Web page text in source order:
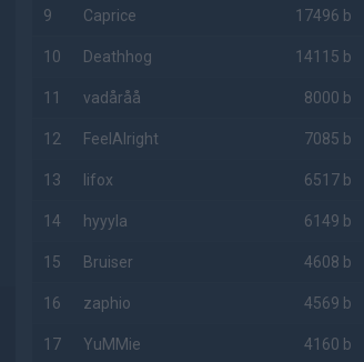
9 Caprice 17496 b
10 Deathhog 14115 b
11 vadåråå 8000 b
12 FeelAlright 7085 b
13 lifox 6517 b
14 hyyyla 6149 b
15 Bruiser 4608 b
16 zaphio 4569 b
17 YuMMie 4160 b